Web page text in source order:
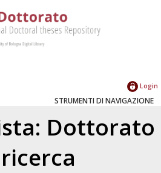
Login
STRUMENTI DI NAVIGAZIONE
Dottorato